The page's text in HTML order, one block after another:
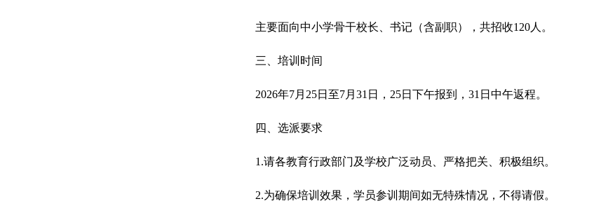
主要面向中小学骨干校长、书记（含副职），共招收120人。
三、培训时间
2026年7月25日至7月31日，25日下午报到，31日中午返程。
四、选派要求
1.请各教育行政部门及学校广泛动员、严格把关、积极组织。
2.为确保培训效果，学员参训期间如无特殊情况，不得请假。